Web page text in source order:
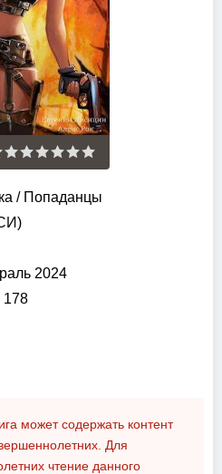
/ Попаданцы
2024
178
может содержать контент
Для
чтение данного